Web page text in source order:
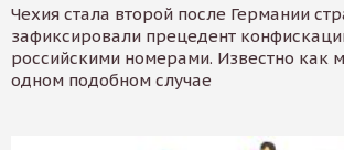
Чехия стала второй после Германии
зафиксировали прецедент
российскими номерами. Известно как
одном подобном случае